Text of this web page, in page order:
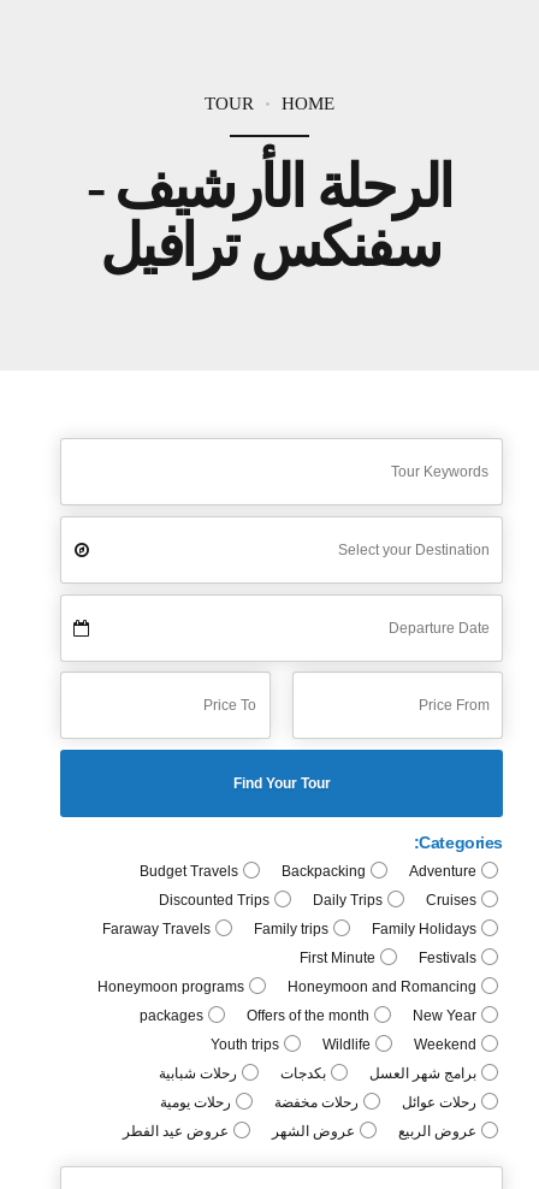
HOME
TOUR
الرحلة الأرشيف -
سفنكس ترافيل
Find Your Tour
Categories:
Adventure
Backpacking
Budget Travels
Cruises
Daily Trips
Discounted Trips
Family Holidays
Family trips
Faraway Travels
Festivals
First Minute
Honeymoon and Romancing
Honeymoon programs
New Year
Offers of the month
packages
Weekend
Wildlife
Youth trips
برامج شهر العسل
بكدجات
رحلات شبابية
رحلات عوائل
رحلات مخفضة
رحلات يومية
عروض الربيع
عروض الشهر عروض عيد الفطر